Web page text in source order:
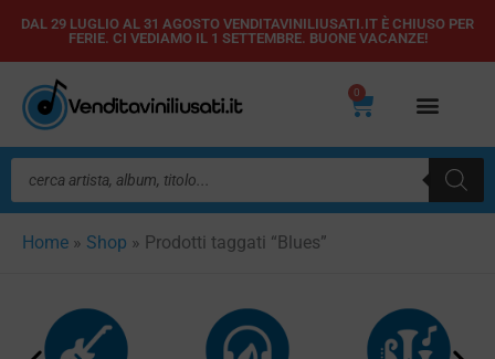
Vai
contenuto
DAL 29 LUGLIO AL 31 AGOSTO VENDITAVINILIUSATI.IT È CHIUSO PER
FERIE. CI VEDIAMO IL 1 SETTEMBRE. BUONE VACANZE!
0
Carrello
Ricerca
prodotti
Home » Shop » Prodotti taggati “Blues”